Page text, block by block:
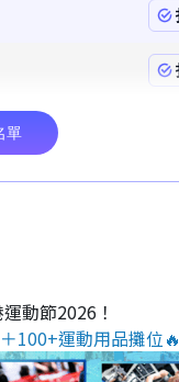
動節2026！
100+運動用品攤位🔥